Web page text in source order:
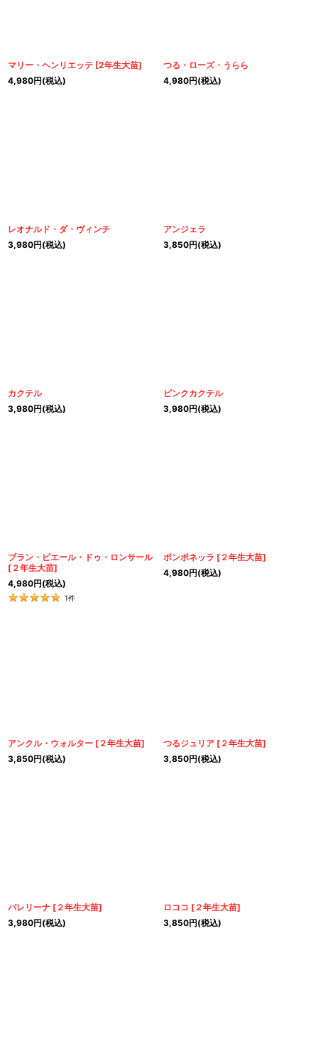
マリー・ヘンリエッテ [2年生大苗]
4,980円(税込)
つる・ローズ・うらら
4,980円(税込)
レオナルド・ダ・ヴィンチ
3,980円(税込)
アンジェラ
3,850円(税込)
カクテル
3,980円(税込)
ピンクカクテル
3,980円(税込)
ブラン・ピエール・ドゥ・ロンサール
[ ２年生大苗]
4,980円(税込)
1件
ポンポネッラ [ ２年生大苗]
4,980円(税込)
アンクル・ウォルター [ ２年生大苗]
3,850円(税込)
つるジュリア [ ２年生大苗]
3,850円(税込)
バレリーナ [ ２年生大苗]
3,980円(税込)
ロココ [ ２年生大苗]
3,850円(税込)